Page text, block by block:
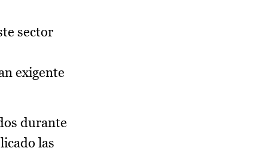
sector
exigente
durante
las